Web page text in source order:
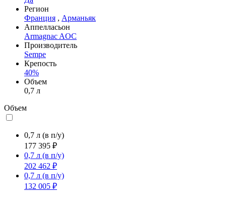
Регион
Франция , Арманьяк
Аппелласьон
Armagnac AOC
Производитель
Sempe
Крепость
40%
Объем
0,7 л
Объем
0,7 л (в п/у)
177 395 ₽
0,7 л (в п/у)
202 462 ₽
0,7 л (в п/у)
132 005 ₽